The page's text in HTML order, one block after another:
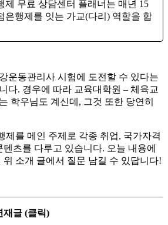
제 무료 상담센터 플래너는 매년 15
은행제를 잇는 가교(다리) 역할을 합
운동관리사 시험에 도전할 수 있다는
다. 경우에 따라 교육대학원 – 체육교
학우님도 계신데, 그것 또한 당연히
제를 메인 주제로 각종 취업, 국가자격
츠를 다루고 있습니다. 오늘 내용에
위 소개 글에서 질문 남길 수 있답니다!
재글 (클릭)